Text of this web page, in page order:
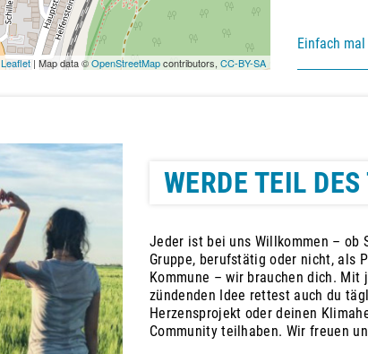
Leaflet| Map data ©OpenStreetMapcontributors, CC-BY-SA
Einfach
WERDE TEIL
Jeder ist bei uns Willkommen – ob
Gruppe, berufstätig oder nicht, als
Kommune – wir brauchen dich.
zündenden Idee rettest auch du
Herzensprojekt oder deinen
Community teilhaben. Wir freuen